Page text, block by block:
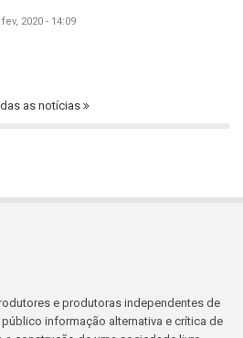
fev, 2020 - 14:09
as notícias
e produtoras independentes de
informação alternativa e crítica de